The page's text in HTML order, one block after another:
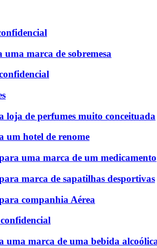
marca de sobremesa
loja de perfumes muito conceituada
um hotel de renome
uma marca de um medicamento
marca de sapatilhas desportivas
companhia Aérea
uma marca de uma bebida